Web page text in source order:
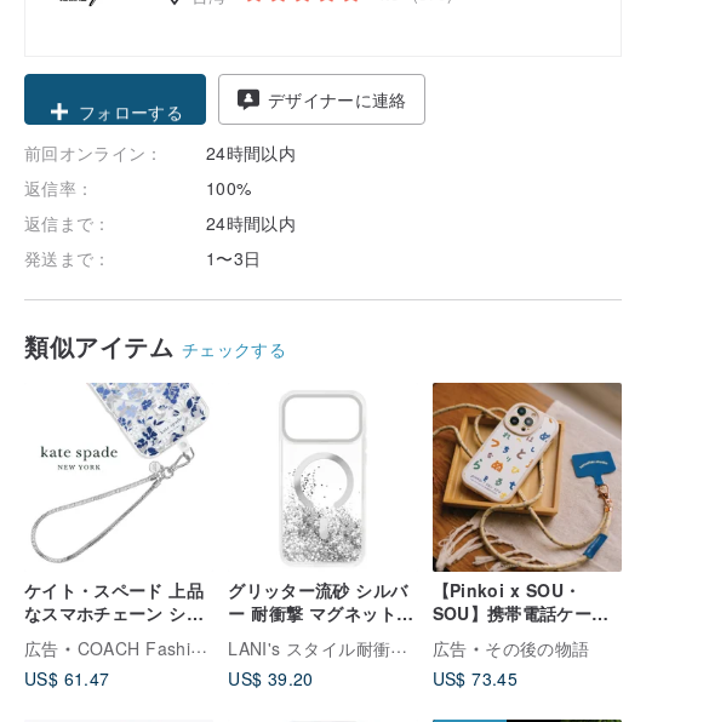
フォローする
デザイナーに連絡
前回オンライン：
24時間以内
返信率：
100%
返信まで：
24時間以内
発送まで：
1〜3日
類似アイテム チェックする
ケイト・スペード 上品
なスマホチェーン シル
バー
広告
COACH Fashion Tech
US$ 61.47
グリッター流砂 シルバ
ー 耐衝撃 マグネット式
ケース iPhone 17 16
15 14 13 Pro Max
LANI's スタイル耐衝撃スマホケース
US$ 39.20
【Pinkoi x SOU・
SOU】携帯電話ケース
+ 携帯電話ストラップ
の組み合わせ /
Wuyinge
広告
その後の物語
US$ 73.45